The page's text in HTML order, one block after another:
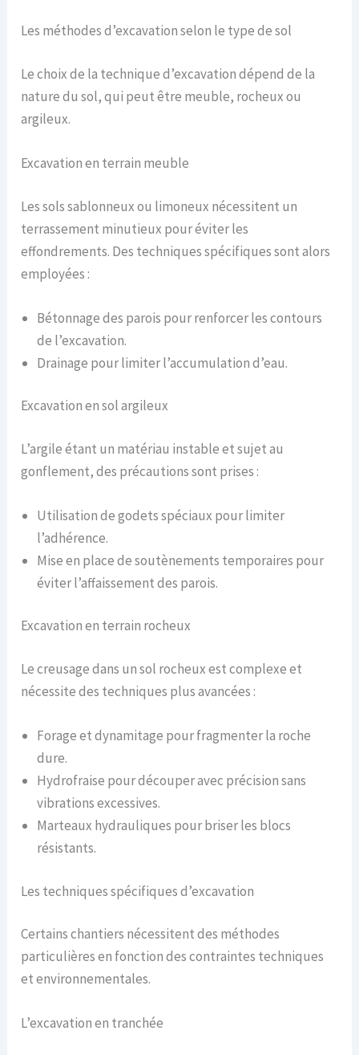
Les méthodes d’excavation selon le type de sol
Le choix de la technique d’excavation dépend de la
nature du sol, qui peut être meuble, rocheux ou
argileux.
Excavation en terrain meuble
Les sols sablonneux ou limoneux nécessitent un
terrassement minutieux pour éviter les
effondrements. Des techniques spécifiques sont alors
employées :
Bétonnage des parois pour renforcer les contours
de l’excavation.
Drainage pour limiter l’accumulation d’eau.
Excavation en sol argileux
L’argile étant un matériau instable et sujet au
gonflement, des précautions sont prises :
Utilisation de godets spéciaux pour limiter
l’adhérence.
Mise en place de soutènements temporaires pour
éviter l’affaissement des parois.
Excavation en terrain rocheux
Le creusage dans un sol rocheux est complexe et
nécessite des techniques plus avancées :
Forage et dynamitage pour fragmenter la roche
dure.
Hydrofraise pour découper avec précision sans
vibrations excessives.
Marteaux hydrauliques pour briser les blocs
résistants.
Les techniques spécifiques d’excavation
Certains chantiers nécessitent des méthodes
particulières en fonction des contraintes techniques
et environnementales.
L’excavation en tranchée